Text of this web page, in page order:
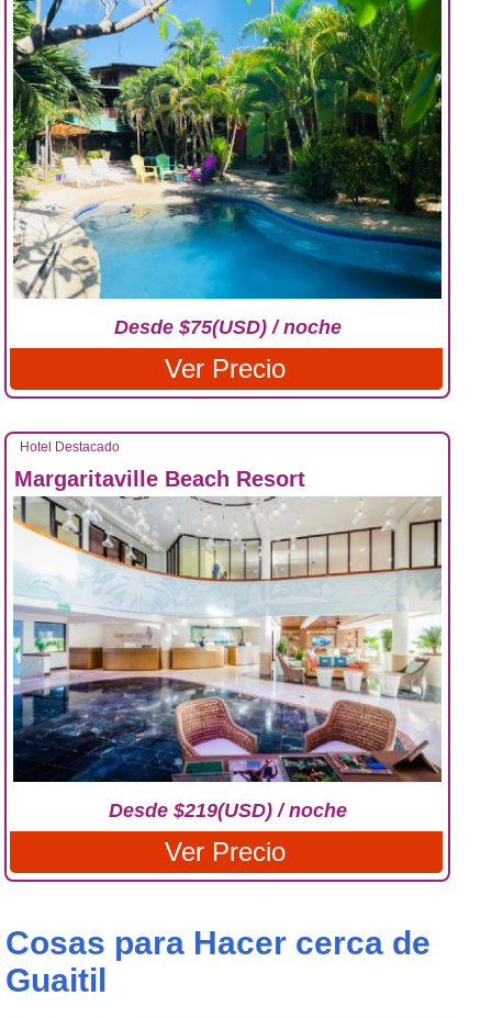
Desde $75(USD) / noche
Ver Precio
Hotel Destacado
Margaritaville Beach Resort
Desde $219(USD) / noche
Ver Precio
Cosas para Hacer cerca de
Guaitil